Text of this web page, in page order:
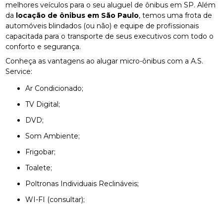
melhores veículos para o seu aluguel de ônibus em SP. Além
da locação de ônibus em São Paulo, temos uma frota de
automóveis blindados (ou não) e equipe de profissionais
capacitada para o transporte de seus executivos com todo o
conforto e segurança.
Conheça as vantagens ao alugar micro-ônibus com a A.S.
Service:
Ar Condicionado;
TV Digital;
DVD;
Som Ambiente;
Frigobar;
Toalete;
Poltronas Individuais Reclináveis;
WI-FI (consultar);